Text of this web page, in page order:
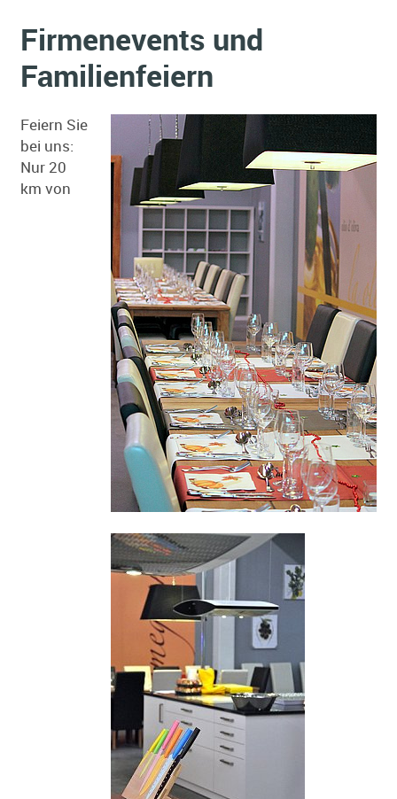
Firmenevents und
Familienfeiern
Feiern Sie
bei uns:
Nur 20
km von